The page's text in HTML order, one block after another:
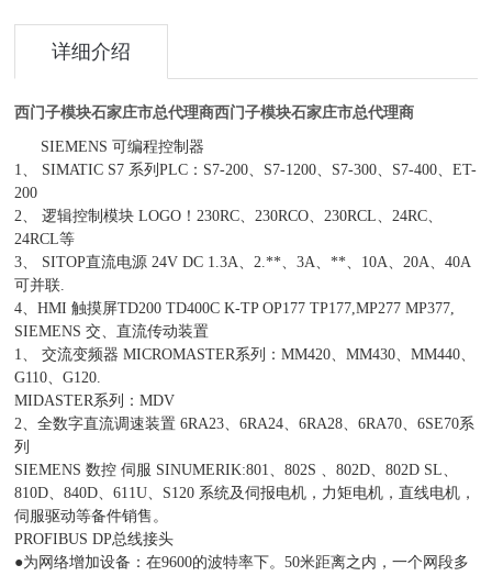
详细介绍
西门子模块石家庄市总代理商西门子模块石家庄市总代理商
SIEMENS 可编程控制器
1、 SIMATIC S7 系列PLC：S7-200、S7-1200、S7-300、S7-400、ET-
200
2、 逻辑控制模块 LOGO！230RC、230RCO、230RCL、24RC、
24RCL等
3、 SITOP直流电源 24V DC 1.3A、2.**、3A、**、10A、20A、40A
可并联.
4、HMI 触摸屏TD200 TD400C K-TP OP177 TP177,MP277 MP377,
SIEMENS 交、直流传动装置
1、 交流变频器 MICROMASTER系列：MM420、MM430、MM440、
G110、G120.
MIDASTER系列：MDV
2、全数字直流调速装置 6RA23、6RA24、6RA28、6RA70、6SE70系
列
SIEMENS 数控 伺服 SINUMERIK:801、802S 、802D、802D SL、
810D、840D、611U、S120 系统及伺报电机，力矩电机，直线电机，
伺服驱动等备件销售。
PROFIBUS DP总线接头
●为网络增加设备：在9600的波特率下。50米距离之内，一个网段多